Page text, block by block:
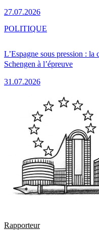
27.07.2026
L’Espagne sous pression :
Schengen à l’épreuve
31.07.2026
POLITIQUE
Rapporteur